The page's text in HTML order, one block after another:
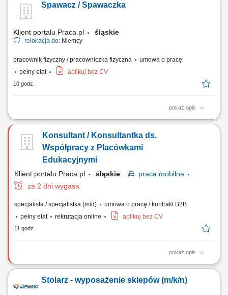
Długoterminowe zatrudnienie; Opis stanowiska Obsługa oraz
ustawianie maszyn drukarskich zgodnie ze specyfikacją zleceń
Spawacz / Spawaczka
Klient portalu Praca.pl śląskie
relokacja do: Niemcy
pracownik fizyczny / pracowniczka fizyczna
umowa o pracę
pełny etat
aplikuj bez CV
10 godz.
pokaż opis
spawanie metodą MAG 135 we wszystkich pozycjach, szlifowanie i
metalowych, montaż konstrukcji metalowych zgodnie z dokumentacją
techniczną, czytanie rysunku technicznego, lakierowanie elementów
metodą natryskową, wykonywanie prac...
Konsultant / Konsultantka ds.
Współpracy z Placówkami
Edukacyjnymi
Klient portalu Praca.pl śląskie praca mobilna
za 2 dni wygasa
specjalista / specjalistka (mid)
umowa o pracę / kontrakt B2B
pełny etat
rekrutacja online aplikuj bez CV
11 godz.
pokaż opis
Nawiązywanie i utrzymywanie relacji biznesowych z sektorem
informacyjnych, szkoleń i prezentacji produktów edukacyjnych,
Wspieranie szkół w doborze materiałów dydaktycznych, Analiza rynku i
Stolarz - wyposażenie sklepów (m/k/n)